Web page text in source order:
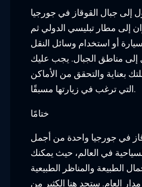
إلى جبال القوقاز في جورجيا
إلى مطار تبليسي الدولي ثم
سيارة أو استخدام وسائل النقل
إلى مناطق الجبال. يجب عليك
بعناية والتحقق من الأماكن
التي ترغب في زيارتها مسبقًا.
ختامًا
في جورجيا واحدة من أجمل
في العالم، حيث يمكنك
الطبيعة والمناظر الطبيعية
مدار العام. ستجد هنا الكثير من